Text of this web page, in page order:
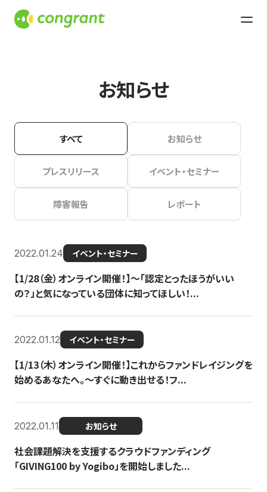
お知らせ
すべて お知らせ
プレスリリース イベント・セミナー
障害報告 レポート
2022.01.24 イベント・セミナー
【1/28（金）オンライン開催！】〜「認定とったほうがいい
の？」と気になっている団体に知ってほしい！...
2022.01.12 イベント・セミナー
【1/13（木）オンライン開催！】これからファンドレイジングを
始めるあなたへ。〜すぐに動き出せる！フ...
2022.01.11 お知らせ
社会課題解決を支援するクラウドファンディング
「GIVING100 by Yogibo」を開始しました...